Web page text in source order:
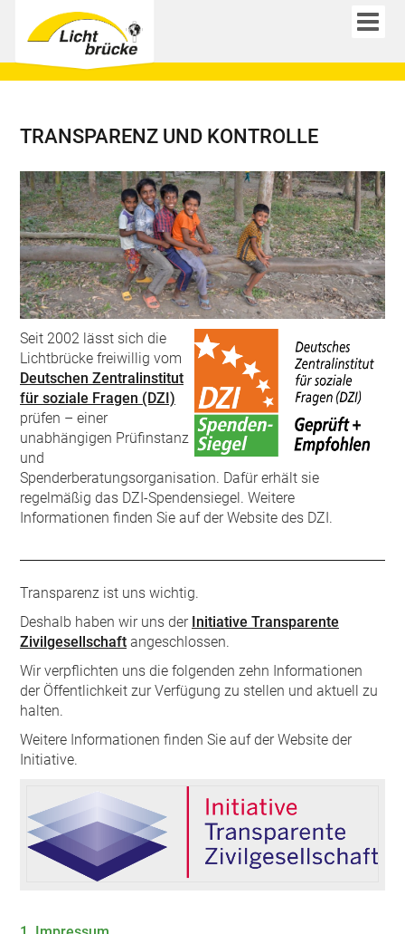
TRANSPARENZ UND KONTROLLE
Seit 2002 lässt sich die
Lichtbrücke freiwillig vom
Deutschen Zentralinstitut
für soziale Fragen (DZI)
prüfen – einer
unabhängigen Prüfinstanz
und
Spenderberatungsorganisation. Dafür erhält sie
regelmäßig das DZI-Spendensiegel. Weitere
Informationen finden Sie auf der Website des DZI.
Transparenz ist uns wichtig.
Deshalb haben wir uns der Initiative Transparente
Zivilgesellschaft angeschlossen.
Wir verpflichten uns die folgenden zehn Informationen
der Öffentlichkeit zur Verfügung zu stellen und aktuell zu
halten.
Weitere Informationen finden Sie auf der Website der
Initiative.